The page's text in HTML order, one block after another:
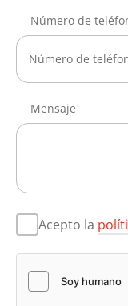
Número de
Mensaje
Acepto la